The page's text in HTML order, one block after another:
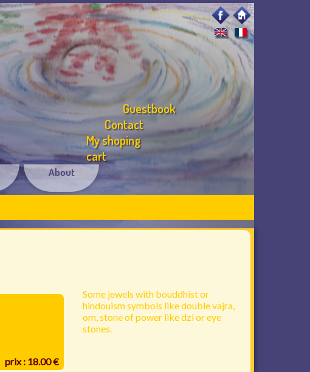
About
Guestbook
Contact
My shoping
cart
Some jewels with bouddhist or
hindouism symbols like double vajra,
om, stone of power like dzi or eye
stones.
prix : 18.00 €